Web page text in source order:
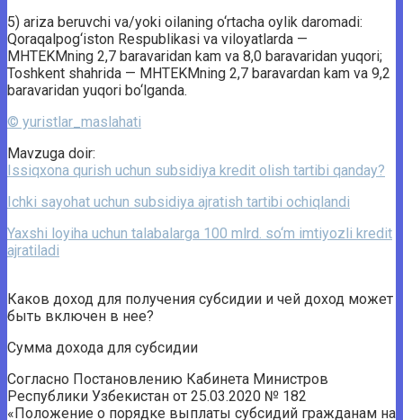
5) ariza beruvchi va/yoki oilaning o‘rtacha oylik daromadi:
Qoraqalpog‘iston Respublikasi va viloyatlarda —
MHTEKMning 2,7 baravaridan kam va 8,0 baravaridan yuqori;
Toshkent shahrida — MHTEKMning 2,7 baravardan kam va 9,2
baravaridan yuqori bo‘lganda.
© yuristlar_maslahati
Mavzuga doir:
Issiqxona qurish uchun subsidiya kredit olish tartibi qanday?
Ichki sayohat uchun subsidiya ajratish tartibi ochiqlandi
Yaxshi loyiha uchun talabalarga 100 mlrd. so‘m imtiyozli kredit
ajratiladi
Каков доход для получения субсидии и чей доход может
быть включен в нее?
Сумма дохода для субсидии
Согласно Постановлению Кабинета Министров
Республики Узбекистан от 25.03.2020 № 182
«Положение о порядке выплаты субсидий гражданам на